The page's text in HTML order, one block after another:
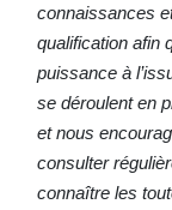
connaissances
qualification afin
puissance à
se déroulent en
et nous
consulter
connaître les